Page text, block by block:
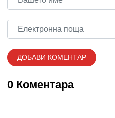
0 Коментара